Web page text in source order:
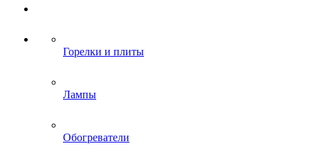
Горелки и плиты
Лампы
Обогреватели